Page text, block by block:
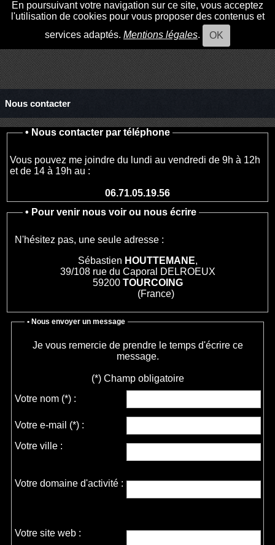
En poursuivant votre navigation sur ce site, vous acceptez
l'utilisation de cookies pour vous proposer des contenus et
services adaptés. Mentions légales. OK
Nous contacter
• Nous contacter par téléphone
Vous pouvez me joindre du lundi au vendredi de 9h à 12h
et de 14 à 19h au :
06.71.05.19.56
• Pour venir nous voir ou nous écrire
N'hésitez pas, une seule adresse :
Sébastien HOUTTEMANE,
39/108 rue du Caporal DELROEUX
59200 TOURCOING
(France)
• Nous envoyer un message
Je vous remercie de prendre le temps d'écrire ce
message.
(*) Champ obligatoire
Votre nom (*):
Votre e-mail (*):
Votre ville :
Votre domaine d'activité :
Votre site web :